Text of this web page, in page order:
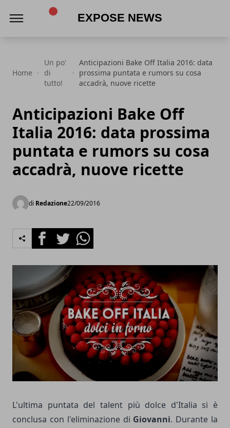
Home
Un po'
di
tutto!
Anticipazioni Bake Off Italia 2016: data
prossima puntata e rumors su cosa
accadrà, nuove ricette
Anticipazioni Bake Off
Italia 2016: data prossima
puntata e rumors su cosa
accadrà, nuove ricette
di Redazione22/09/2016
FacebookTwitterWhatsapp
L'ultima puntata del talent più dolce d'Italia si è
conclusa con l'eliminazione di Giovanni. Durante la